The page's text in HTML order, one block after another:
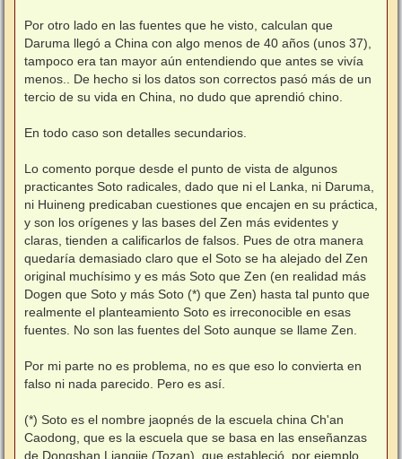
Por otro lado en las fuentes que he visto, calculan que
Daruma llegó a China con algo menos de 40 años (unos 37),
tampoco era tan mayor aún entendiendo que antes se vivía
menos.. De hecho si los datos son correctos pasó más de un
tercio de su vida en China, no dudo que aprendió chino.
En todo caso son detalles secundarios.
Lo comento porque desde el punto de vista de algunos
practicantes Soto radicales, dado que ni el Lanka, ni Daruma,
ni Huineng predicaban cuestiones que encajen en su práctica,
y son los orígenes y las bases del Zen más evidentes y
claras, tienden a calificarlos de falsos. Pues de otra manera
quedaría demasiado claro que el Soto se ha alejado del Zen
original muchísimo y es más Soto que Zen (en realidad más
Dogen que Soto y más Soto (*) que Zen) hasta tal punto que
realmente el planteamiento Soto es irreconocible en esas
fuentes. No son las fuentes del Soto aunque se llame Zen.
Por mi parte no es problema, no es que eso lo convierta en
falso ni nada parecido. Pero es así.
(*) Soto es el nombre jaopnés de la escuela china Ch'an
Caodong, que es la escuela que se basa en las enseñanzas
de Dongshan Liangjie (Tozan), que estableció, por ejemplo,